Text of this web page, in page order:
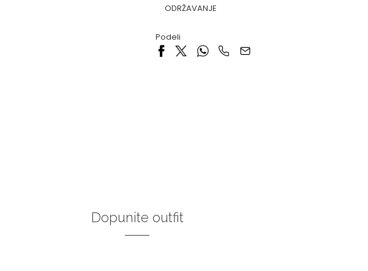
ODRŽAVANJE
Podeli
Dopunite outfit